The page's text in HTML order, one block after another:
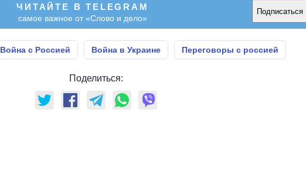
ЧИТАЙТЕ В TELEGRAM
самое важное от «Слово и дело»
Подписаться
Война с Россией Война в Украине Переговоры с россией
Поделиться: